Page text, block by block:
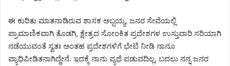
ಈ ಕುರಿತು ಮಾತನಾಡಿರುವ ಶಾಸಕ ಅಬ್ಬಯ್ಯ, ಜನರ ಸೇವೆಯಲ್ಲಿ
ಪ್ರಾಮಾಣಿಕವಾಗಿ ತೊಡಗಿ, ಕ್ಷೇತ್ರದ ಸೋಂಕಿತ ಪ್ರದೇಶಗಳ ಉಸ್ತುವಾರಿ ಸರಿಯಾಗಿ
ನಡೆಯುವಂತೆ ಸ್ವತಃ ಅಂತಹ ಪ್ರದೇಶಗಳಿಗೆ ಭೇಟಿ ನೀಡಿ ನಾನೂ
ವ್ಯಾಧಿಪೀಡಿತನಾಗಿದ್ದೇನೆ. ಇದಕ್ಕೆ ನಾನು ವ್ಯಥೆ ಪಡುವದಿಲ್ಲ, ಬದಲು ನನ್ನ ಜನರ